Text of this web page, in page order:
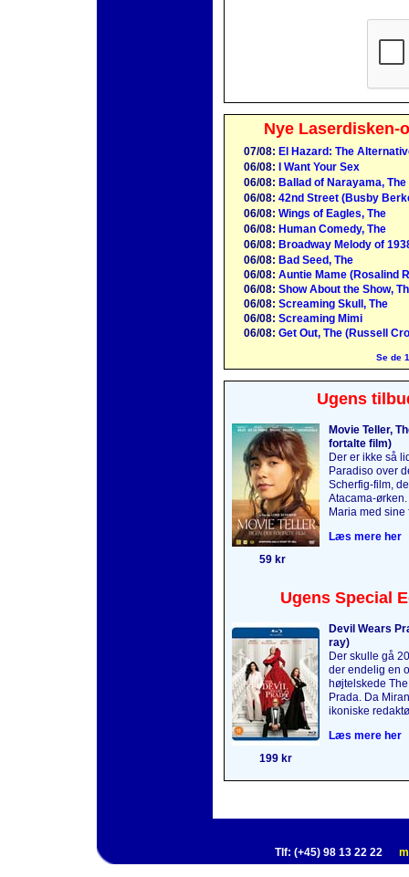
Nye Laserdisken-
07/08: El Hazard: The
06/08: I Want Your Sex
06/08: Ballad of Narayama,
06/08: 42nd Street (Busby
06/08: Wings of Eagles, The
06/08: Human Comedy, The
06/08: Broadway Melody of
06/08: Bad Seed, The
06/08: Auntie Mame (Rosalind
06/08: Show About the Show,
06/08: Screaming Skull, The
06/08: Screaming Mimi
06/08: Get Out, The (Russell
Se de
Ugens
Movie Teller,
fortalte film)
Der er ikke så
Paradiso over
Scherfig-film,
Atacama-
Maria med
Læs mere her
59 kr
Ugens Special
Devil Wears
ray)
Der skulle gå
der endelig en
højtelskede
Prada. Da
ikoniske
Læs mere her
199 kr
Tlf: (+45) 98 13 22 22